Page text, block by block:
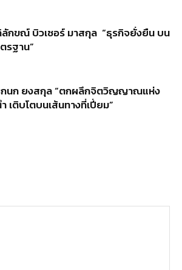
กขณ์ บิวเซอร์ มาสกุล “ธุรกิจยั่งยืน บน
รฐาน”
นก ยงสกุล “ตกผลึกจิตวิญญาณแห่ง
เติบโตบนเส้นทางที่เปี่ยม”